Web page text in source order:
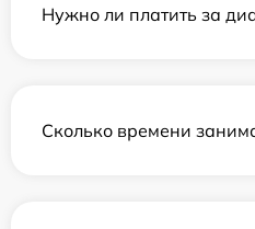
Нужно ли платить за
Сколько времени